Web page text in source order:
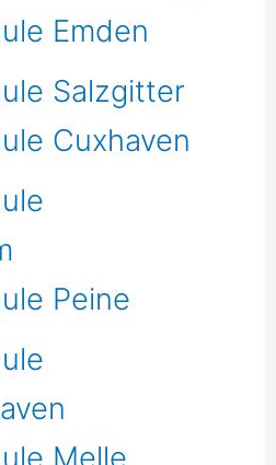
Emden
Salzgitter
Cuxhaven
Peine